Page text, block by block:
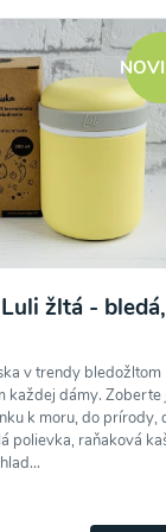
žltá - bledá,
v trendy bledožltom
každej dámy. Zoberte
k moru, do prírody,
polievka, raňaková
akcií
a súhlasím s nimi.